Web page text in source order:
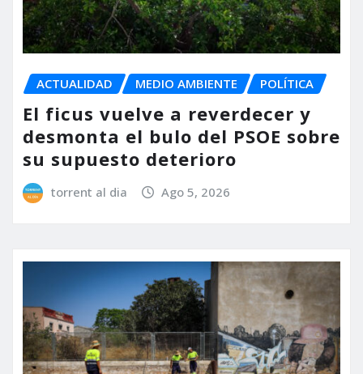
ACTUALIDAD MEDIO AMBIENTE POLÍTICA
El ficus vuelve a reverdecer y
desmonta el bulo del PSOE sobre
su supuesto deterioro
torrent al dia Ago 5, 2026